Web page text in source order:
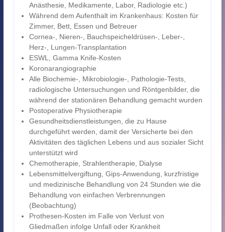
Anästhesie, Medikamente, Labor, Radiologie etc.)
Während dem Aufenthalt im Krankenhaus: Kosten für
Zimmer, Bett, Essen und Betreuer
Cornea-, Nieren-, Bauchspeicheldrüsen-, Leber-,
Herz-, Lungen-Transplantation
ESWL, Gamma Knife-Kosten
Koronarangiographie
Alle Biochemie-, Mikrobiologie-, Pathologie-Tests,
radiologische Untersuchungen und Röntgenbilder, die
während der stationären Behandlung gemacht wurden
Postoperative Physiotherapie
Gesundheitsdienstleistungen, die zu Hause
durchgeführt werden, damit der Versicherte bei den
Aktivitäten des täglichen Lebens und aus sozialer Sicht
unterstützt wird
Chemotherapie, Strahlentherapie, Dialyse
Lebensmittelvergiftung, Gips-Anwendung, kurzfristige
und medizinische Behandlung von 24 Stunden wie die
Behandlung von einfachen Verbrennungen
(Beobachtung)
Prothesen-Kosten im Falle von Verlust von
Gliedmaßen infolge Unfall oder Krankheit